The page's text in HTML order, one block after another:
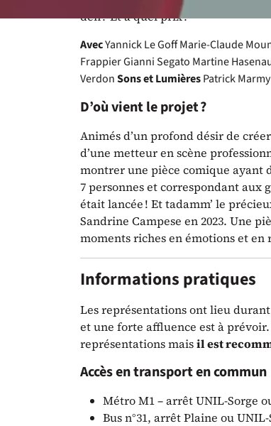
défi ? Et à quel prix ?
AvecYannick Le GoffMarie-Claude
FrappierGianni Segato Martine
VerdonSons et LumièresPatrick Marmy
D’où vient le projet ?
Animés d’un profond désir de
d’une metteur en scène
montrer une pièce comique ayant
7 personnes et correspondant aux
était lancée ! Et tadamm’ le
Sandrine Campese en 2023. Une
moments riches en émotions et en
Informations pratiques
Les représentations ont lieu
et une forte affluence est à
représentations maisil est
Accès en transport en commun
Métro M1 – arrêt UNIL-Sorge
Bus n°31, arrêt Plaine ou UNIL-